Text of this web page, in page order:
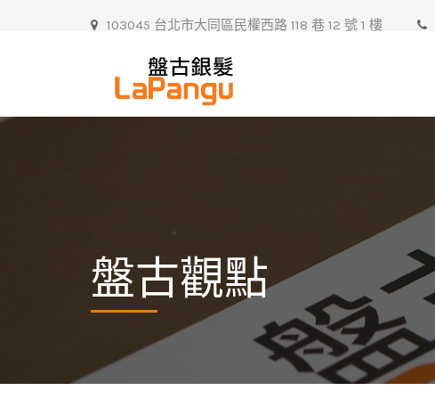
103045 台北市大同區民權西路 118 巷 12 號 1 樓
盤古觀點